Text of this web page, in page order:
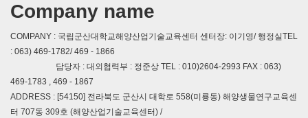
Company name
COMPANY : 국립군산대학교해양산업기술교육센터 센터장: 이기영/ 행정실TEL
: 063) 469-1782/ 469 - 1866
담당자 : 대외협력부 : 정준상 TEL : 010)2604-2993 FAX : 063)
469-1783 , 469 - 1867
ADDRESS : [54150] 전라북도 군산시 대학로 558(미룡동) 해양생물연구교육센
터 707동 309호 (해양산업기술교육센터) /